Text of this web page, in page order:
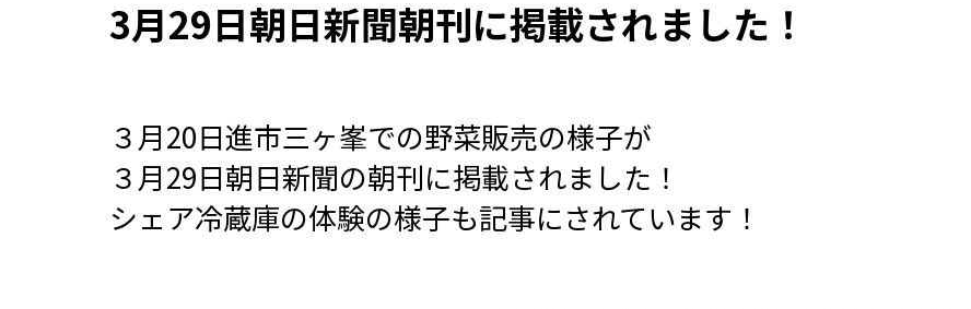
3月29日朝日新聞朝刊に掲載されました！
３月20日進市三ヶ峯での野菜販売の様子が
３月29日朝日新聞の朝刊に掲載されました！
シェア冷蔵庫の体験の様子も記事にされています！